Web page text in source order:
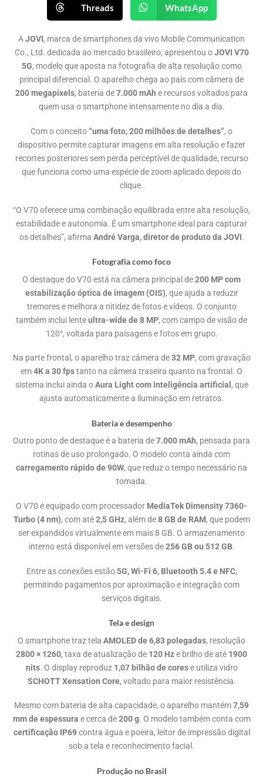
Threads WhatsApp
AJOVI, marca de smartphones da vivo Mobile Communication
Co., Ltd. dedicada ao mercado brasileiro, apresentou oJOVI V70
5G, modelo que aposta na fotografia de alta resolução como
principal diferencial. O aparelho chega ao país com câmera de
200 megapixels, bateria de7.000 mAh e recursos voltados para
quem usa o smartphone intensamente no dia a dia.
Com o conceito“uma foto, 200 milhões de detalhes”, o
dispositivo permite capturar imagens em alta resolução e fazer
recortes posteriores sem perda perceptível de qualidade, recurso
que funciona como uma espécie de zoom aplicado depois do
clique.
“O V70 oferece uma combinação equilibrada entre alta resolução,
estabilidade e autonomia. É um smartphone ideal para capturar
os detalhes”, afirma André Varga, diretor de produto da JOVI.
Fotografia como foco
O destaque do V70 está na câmera principal de200 MP com
estabilização óptica de imagem (OIS), que ajuda a reduzir
tremores e melhora a nitidez de fotos e vídeos. O conjunto
também inclui lenteultra-wide de 8 MP, com campo de visão de
120°, voltada para paisagens e fotos em grupo.
Na parte frontal, o aparelho traz câmera de32 MP, com gravação
em4K a 30 fpstanto na câmera traseira quanto na frontal. O
sistema inclui ainda oAura Light com inteligência artificial , que
ajusta automaticamente a iluminação em retratos.
Bateria e desempenho
Outro ponto de destaque é a bateria de7.000 mAh, pensada para
rotinas de uso prolongado. O modelo conta ainda com
carregamento rápido de 90W, que reduz o tempo necessário na
tomada.
O V70 é equipado com processador MediaTek Dimensity 7360-
Turbo (4 nm), com até2,5 GHz, além de8 GB de RAM, que podem
ser expandidos virtualmente em mais 8 GB. O armazenamento
interno está disponível em versões de256 GB ou 512 GB.
Entre as conexões estão5G, Wi-Fi 6, Bluetooth 5.4 e NFC,
permitindo pagamentos por aproximação e integração com
serviços digitais.
Tela e design
O smartphone traz tela AMOLED de 6,83 polegadas, resolução
2800 × 1260, taxa de atualização de 120 Hze brilho de até 1900
nits. O display reproduz 1,07 bilhão de corese utiliza vidro
SCHOTT Xensation Core, voltado para maior resistência.
Mesmo com bateria de alta capacidade, o aparelho mantém7,59
mm de espessura e cerca de200 g. O modelo também conta com
certificação IP69contra água e poeira, leitor de impressão digital
sob a tela e reconhecimento facial.
Produção no Brasil